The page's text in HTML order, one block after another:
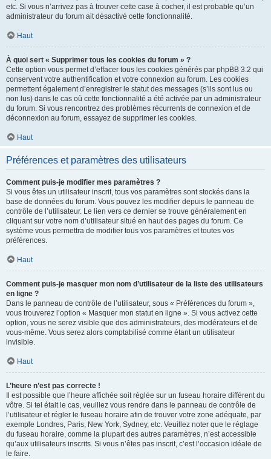
etc. Si vous n’arrivez pas à trouver cette case à cocher, il est probable qu’un
administrateur du forum ait désactivé cette fonctionnalité.
Haut
À quoi sert « Supprimer tous les cookies du forum » ?
Cette option vous permet d’effacer tous les cookies générés par phpBB 3.2 qui
conservent votre authentification et votre connexion au forum. Les cookies
permettent également d’enregistrer le statut des messages (s’ils sont lus ou
non lus) dans le cas où cette fonctionnalité a été activée par un administrateur
du forum. Si vous rencontrez des problèmes récurrents de connexion et de
déconnexion au forum, essayez de supprimer les cookies.
Haut
Préférences et paramètres des utilisateurs
Comment puis-je modifier mes paramètres ?
Si vous êtes un utilisateur inscrit, tous vos paramètres sont stockés dans la
base de données du forum. Vous pouvez les modifier depuis le panneau de
contrôle de l’utilisateur. Le lien vers ce dernier se trouve généralement en
cliquant sur votre nom d’utilisateur situé en haut des pages du forum. Ce
système vous permettra de modifier tous vos paramètres et toutes vos
préférences.
Haut
Comment puis-je masquer mon nom d’utilisateur de la liste des utilisateurs
en ligne ?
Dans le panneau de contrôle de l’utilisateur, sous « Préférences du forum »,
vous trouverez l’option « Masquer mon statut en ligne ». Si vous activez cette
option, vous ne serez visible que des administrateurs, des modérateurs et de
vous-même. Vous serez alors comptabilisé comme étant un utilisateur
invisible.
Haut
L’heure n’est pas correcte !
Il est possible que l’heure affichée soit réglée sur un fuseau horaire différent du
vôtre. Si tel était le cas, veuillez vous rendre dans le panneau de contrôle de
l’utilisateur et régler le fuseau horaire afin de trouver votre zone adéquate, par
exemple Londres, Paris, New York, Sydney, etc. Veuillez noter que le réglage
du fuseau horaire, comme la plupart des autres paramètres, n’est accessible
qu’aux utilisateurs inscrits. Si vous n’êtes pas inscrit, c’est l’occasion idéale de
le faire.